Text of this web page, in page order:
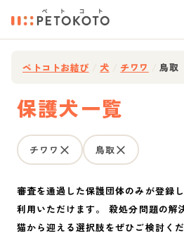
ペトコトお結び 犬 チワワ 鳥取
保護犬一覧
チワワ 鳥取
審査を通過した保護団体のみが登録
利用いただけます。 殺処分問題の解
猫から迎える選択肢をぜひご検討くだ